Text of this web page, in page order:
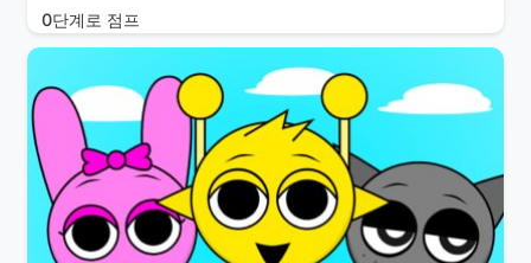
0단계로 점프